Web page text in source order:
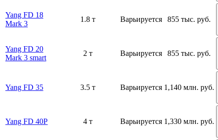
Yang FD 18
Mark 3
1.8 т Варьируется 855 тыс. руб.
Yang FD 20
Mark 3 smart
2 т Варьируется 855 тыс. руб.
Yang FD 35 3.5 т Варьируется 1,140 млн. руб.
Yang FD 40P 4 т Варьируется 1,330 млн. руб.